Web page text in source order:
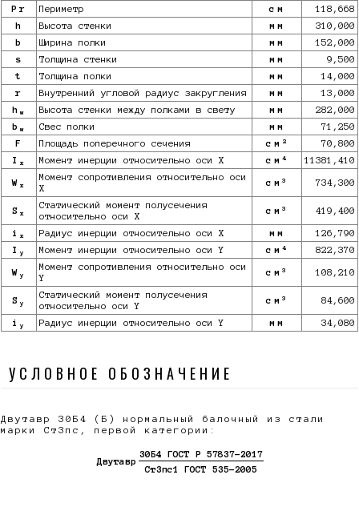
Pr
Периметр см
118,668
h
Высота стенки мм
310,000
b
Ширина полки мм
152,000
s
Толщина стенки мм
9,500
t
Толщина полки мм
14,000
r
Внутренний угловой радиус закругления мм
13,000
h w Высота стенки между полками в свету мм
282,000
b w Свес полки мм
71,250
F
Площадь поперечного сечения см 2
70,800
I x Момент инерции относительно оси X см 4 11381,410
W x
Момент сопротивления относительно оси
X
см 3 734,300
S x
Статический момент полусечения
относительно оси X
см 3 419,400
i x Радиус инерции относительно оси X мм
126,790
I y Момент инерции относительно оси Y см 4 822,370
W y
Момент сопротивления относительно оси
Y
см 3 108,210
S y
Статический момент полусечения
относительно оси Y
см 3 84,600
i y Радиус инерции относительно оси Y мм 34,080
УСЛОВНОЕ ОБОЗНАЧЕНИЕ
Двутавр 30Б4 (Б) нормальный балочный из стали
марки Ст3пс, первой категории:
Двутавр
30Б4 ГОСТ Р 57837-2017
Ст3пс1 ГОСТ 535-2005